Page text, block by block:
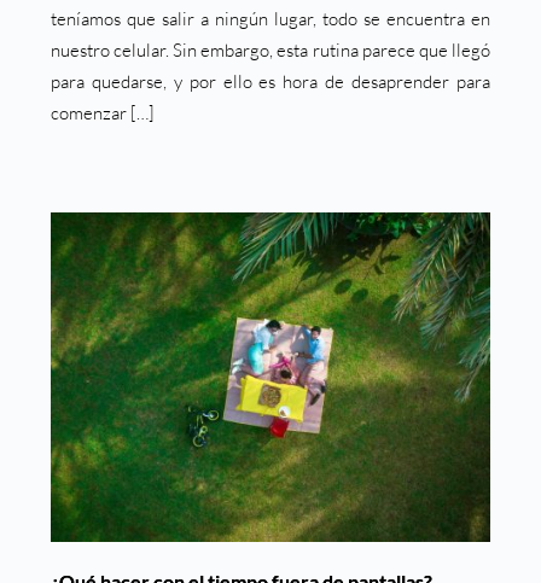
teníamos que salir a ningún lugar, todo se encuentra en
nuestro celular. Sin embargo, esta rutina parece que llegó
para quedarse, y por ello es hora de desaprender para
comenzar […]